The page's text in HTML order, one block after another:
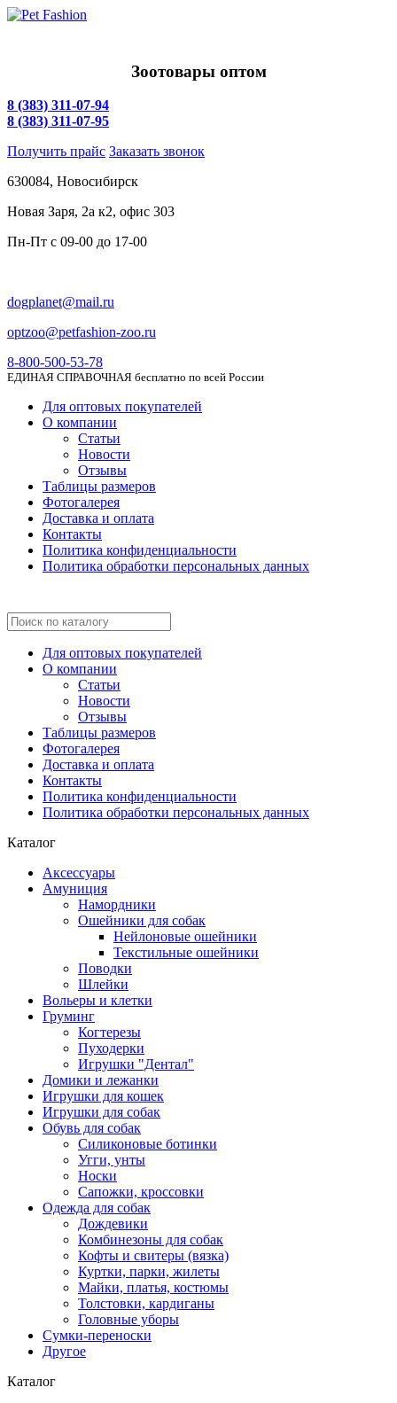
Зоотовары оптом
8 (383) 311-07-94
8 (383) 311-07-95
Получить прайс Заказать звонок
630084, Новосибирск
Новая Заря, 2а к2, офис 303
Пн-Пт c 09-00 до 17-00
dogplanet@mail.ru
optzoo@petfashion-zoo.ru
8-800-500-53-78
ЕДИНАЯ СПРАВОЧНАЯ бесплатно по всей России
Для оптовых покупателей
О компании
Статьи
Новости
Отзывы
Таблицы размеров
Фотогалерея
Доставка и оплата
Контакты
Политика конфиденциальности
Политика обработки персональных данных
Для оптовых покупателей
О компании
Статьи
Новости
Отзывы
Таблицы размеров
Фотогалерея
Доставка и оплата
Контакты
Политика конфиденциальности
Политика обработки персональных данных
Каталог
Аксессуары
Амуниция
Намордники
Ошейники для собак
Нейлоновые ошейники
Текстильные ошейники
Поводки
Шлейки
Вольеры и клетки
Груминг
Когтерезы
Пуходерки
Игрушки "Дентал"
Домики и лежанки
Игрушки для кошек
Игрушки для собак
Обувь для собак
Силиконовые ботинки
Угги, унты
Носки
Сапожки, кроссовки
Одежда для собак
Дождевики
Комбинезоны для собак
Кофты и свитеры (вязка)
Куртки, парки, жилеты
Майки, платья, костюмы
Толстовки, кардиганы
Головные уборы
Сумки-переноски
Другое
Каталог